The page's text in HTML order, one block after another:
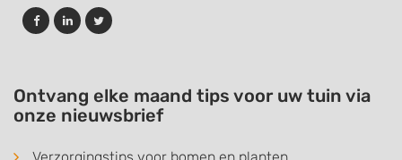
Ontvang elke maand tips voor uw tuin via
onze nieuwsbrief